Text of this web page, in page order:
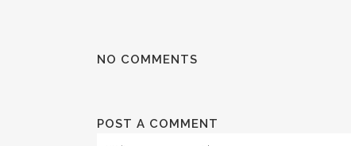
NO COMMENTS
POST A COMMENT